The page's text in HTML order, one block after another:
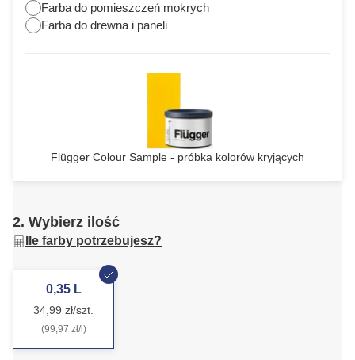
Farba do pomieszczeń mokrych
Farba do drewna i paneli
Flügger Colour Sample - próbka kolorów kryjących
2. Wybierz ilość
Ile farby potrzebujesz?
0,35 L
34,99 zł/szt.
(99,97 zł/l)